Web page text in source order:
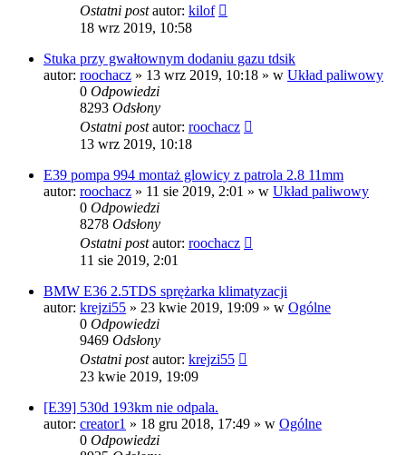
Ostatni postautor: kilof
18 wrz 2019, 10:58
Stuka przy gwałtownym dodaniu gazu tdsik
autor: roochacz » 13 wrz 2019, 10:18 » w Układ paliwowy
0 Odpowiedzi
8293 Odsłony
Ostatni postautor: roochacz
13 wrz 2019, 10:18
E39 pompa 994 montaż glowicy z patrola 2.8 11mm
autor: roochacz » 11 sie 2019, 2:01 » w Układ paliwowy
0 Odpowiedzi
8278 Odsłony
Ostatni postautor: roochacz
11 sie 2019, 2:01
BMW E36 2.5TDS sprężarka klimatyzacji
autor: krejzi55 » 23 kwie 2019, 19:09 » w Ogólne
0 Odpowiedzi
9469 Odsłony
Ostatni postautor: krejzi55
23 kwie 2019, 19:09
[E39] 530d 193km nie odpala.
autor: creator1 » 18 gru 2018, 17:49 » w Ogólne
0 Odpowiedzi